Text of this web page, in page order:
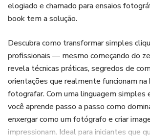
elogiado e chamado para ensaios
book tem a solução.
Descubra como transformar simples
profissionais — mesmo começando do
revela técnicas práticas, segredos de
orientações que realmente funcionam na
fotografar. Com uma linguagem simples
você aprende passo a passo como
enxergar como um fotógrafo e criar
impressionam. Ideal para iniciantes que